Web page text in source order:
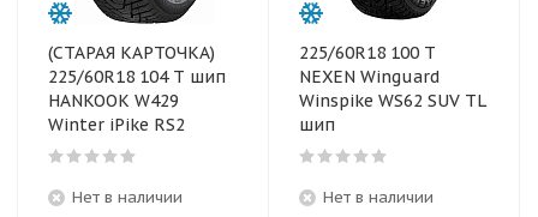
(СТАРАЯ КАРТОЧКА)
225/60R18 104 T шип
HANKOOK W429
Winter iPike RS2
Нет в наличии
225/60R18 100 T
NEXEN Winguard
Winspike WS62 SUV TL
шип
Нет в наличии